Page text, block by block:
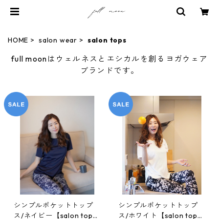
HOME salon wear salon tops
full moonはウェルネスとエシカルを創るヨガウェア
ブランドです。
シンプルポケットトップ
ス/ネイビー【salon top
シンプルポケットトップ
ス/ホワイト【salon top